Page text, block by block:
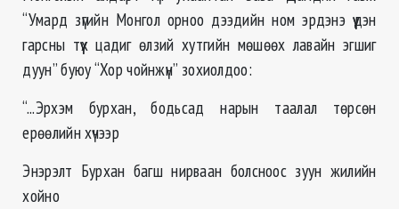
“Умард зүгийн Монгол орноо дээдийн ном эрдэнэ үүдэн
гарсны түүх цадиг өлзий хутгийн мөшөөх лавайн эгшиг
дуун” буюу “Хор чойнжүн” зохиолдоо:
“...Эрхэм бурхан, бодьсад нарын таалал төрсөн
ерөөлийн хүчээр
Энэрэлт Бурхан багш нирваан болсноос зуун жилийн
хойно